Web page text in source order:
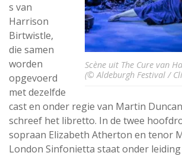
Scène uit The Cure van
(© Aldeburgh Festival /
s van
Harrison
Birtwistle,
die samen
worden
opgevoerd
met dezelfde
cast en onder regie van Martin
schreef het libretto. In de twee
sopraan Elizabeth Atherton en tenor
London Sinfonietta staat onder